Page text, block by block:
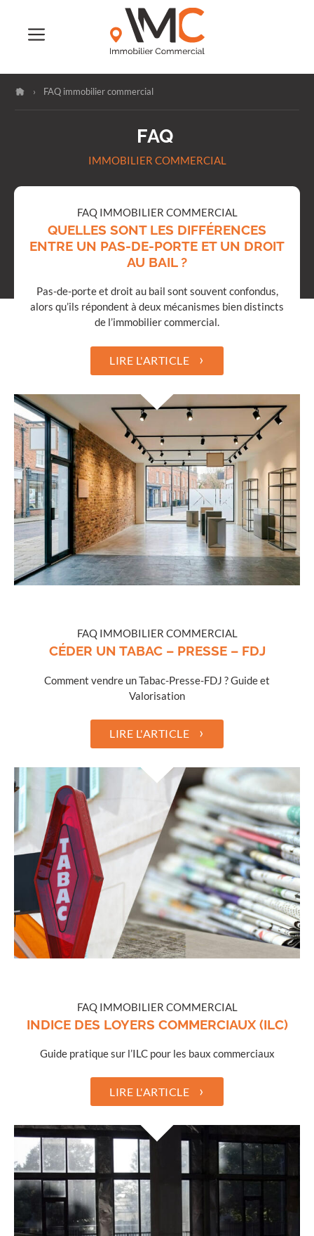
contenu
› FAQ immobilier commercial
FAQ
IMMOBILIER COMMERCIAL
FAQ IMMOBILIER COMMERCIAL
QUELLES SONT LES DIFFÉRENCES
ENTRE UN PAS-DE-PORTE ET UN DROIT
AU BAIL ?
Pas-de-porte et droit au bail sont souvent confondus,
alors qu’ils répondent à deux mécanismes bien distincts
de l’immobilier commercial.
LIRE L'ARTICLE ›
FAQ IMMOBILIER COMMERCIAL
CÉDER UN TABAC – PRESSE – FDJ
Comment vendre un Tabac-Presse-FDJ ? Guide et
Valorisation
LIRE L'ARTICLE ›
FAQ IMMOBILIER COMMERCIAL
INDICE DES LOYERS COMMERCIAUX (ILC)
Guide pratique sur l’ILC pour les baux commerciaux
LIRE L'ARTICLE ›